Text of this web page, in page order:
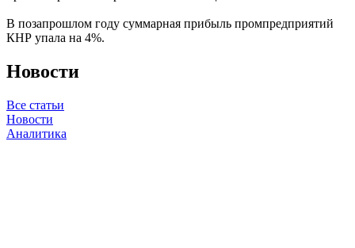
В позапрошлом году суммарная прибыль промпредприятий
КНР упала на 4%.
Новости
Все статьи
Новости
Аналитика